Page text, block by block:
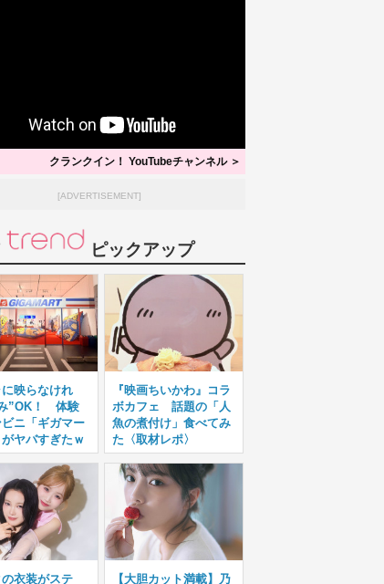
クランクイン！ YouTubeチャンネル ＞
[ADVERTISEMENT]
ピックアップ
映らなけれ
”OK！ 体験
ニ「ギガマー
がヤバすぎたｗ
『映画ちいかわ』コラ
ボカフェ 話題の「人
魚の煮付け」食べてみ
た〈取材レポ〉
の衣装がステ 【大胆カット満載】乃